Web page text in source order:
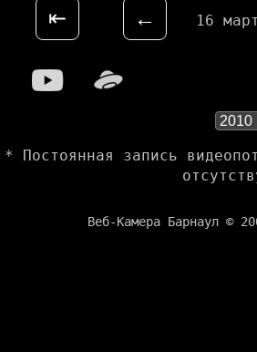
⇤ ← 16
* Постоянная запись
Веб-Камера Барнаул ©